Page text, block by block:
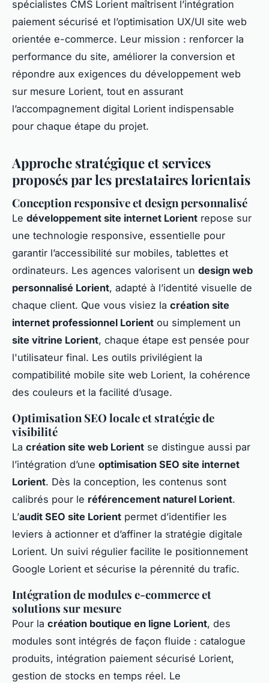
spécialistes CMS Lorient maîtrisent l’intégration
paiement sécurisé et l’optimisation UX/UI site web
orientée e-commerce. Leur mission : renforcer la
performance du site, améliorer la conversion et
répondre aux exigences du développement web
sur mesure Lorient, tout en assurant
l’accompagnement digital Lorient indispensable
pour chaque étape du projet.
Approche stratégique et services
proposés par les prestataires lorientais
Conception responsive et design personnalisé
Le développement site internet Lorient repose sur
une technologie responsive, essentielle pour
garantir l’accessibilité sur mobiles, tablettes et
ordinateurs. Les agences valorisent un design web
personnalisé Lorient, adapté à l’identité visuelle de
chaque client. Que vous visiez la création site
internet professionnel Lorient ou simplement un
site vitrine Lorient, chaque étape est pensée pour
l'utilisateur final. Les outils privilégient la
compatibilité mobile site web Lorient, la cohérence
des couleurs et la facilité d’usage.
Optimisation SEO locale et stratégie de
visibilité
La création site web Lorient se distingue aussi par
l’intégration d’une optimisation SEO site internet
Lorient. Dès la conception, les contenus sont
calibrés pour le référencement naturel Lorient.
L’audit SEO site Lorient permet d’identifier les
leviers à actionner et d’affiner la stratégie digitale
Lorient. Un suivi régulier facilite le positionnement
Google Lorient et sécurise la pérennité du trafic.
Intégration de modules e-commerce et
solutions sur mesure
Pour la création boutique en ligne Lorient, des
modules sont intégrés de façon fluide : catalogue
produits, intégration paiement sécurisé Lorient,
gestion de stocks en temps réel. Le